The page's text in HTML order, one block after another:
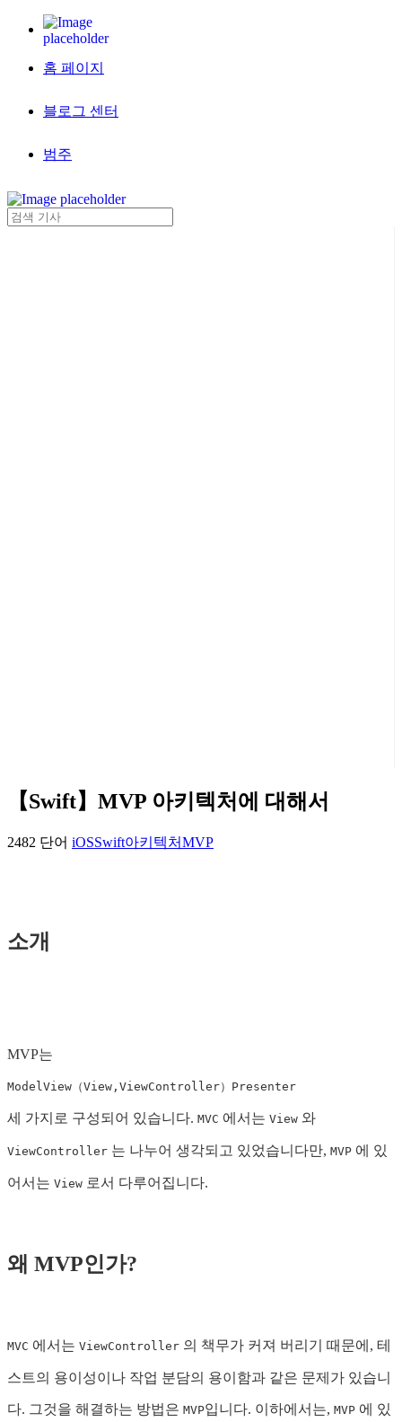
홈 페이지
블로그 센터
범주
【Swift】MVP 아키텍처에 대해서
2482 단어 iOSSwift아키텍처MVP
소개
MVP는
Model View（View,ViewController） Presenter
세 가지로 구성되어 있습니다. MVC 에서는 View 와
ViewController 는 나누어 생각되고 있었습니다만, MVP 에 있
어서는 View 로서 다루어집니다.
왜 MVP인가?
MVC 에서는 ViewController 의 책무가 커져 버리기 때문에, 테
스트의 용이성이나 작업 분담의 용이함과 같은 문제가 있습니
다. 그것을 해결하는 방법은 MVP입니다. 이하에서는, MVP 에 있